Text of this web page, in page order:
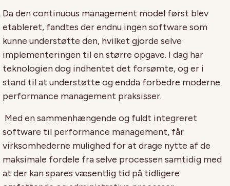
Da den continuous management model først blev
etableret, fandtes der endnu ingen software som
kunne understøtte den, hvilket gjorde selve
implementeringen til en større opgave. I dag har
teknologien dog indhentet det forsømte, og er i
stand til at understøtte og endda forbedre moderne
performance management praksisser.
Med en sammenhængende og fuldt integreret
software til performance management, får
virksomhederne mulighed for at drage nytte af de
maksimale fordele fra selve processen samtidig med
at der kan spares væsentlig tid på tidligere